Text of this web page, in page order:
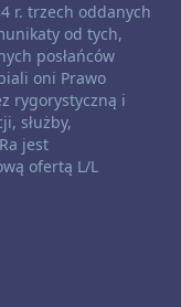
r. trzech oddanych
od tych,
posłańców
oni Prawo
rygorystyczną i
służby,
jest
ofertą L/L